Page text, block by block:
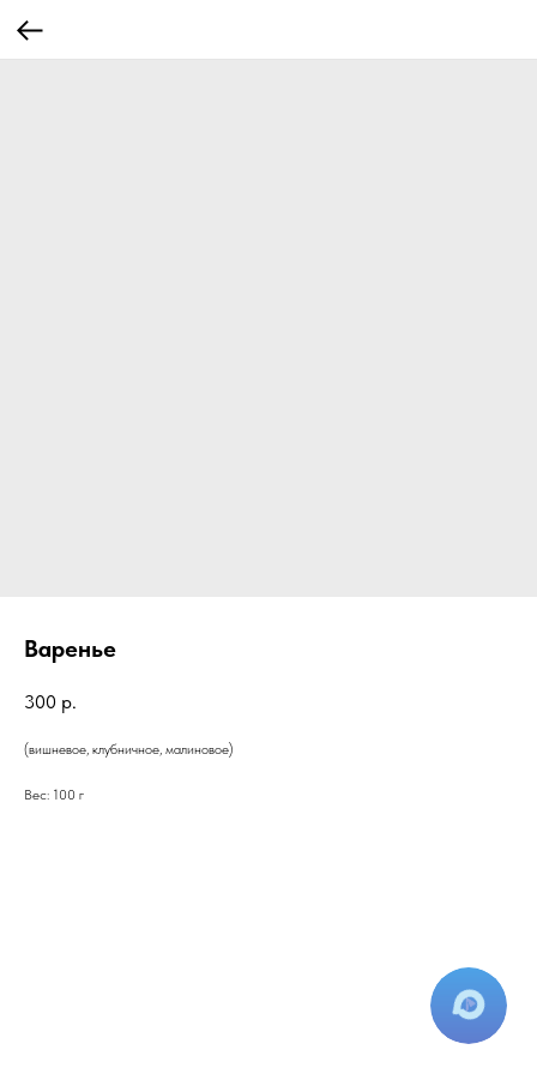
Варенье
300 р.
(вишневое, клубничное, малиновое)
Вес: 100 г